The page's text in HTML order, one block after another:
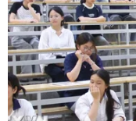
Theo dõi VietnamPlus